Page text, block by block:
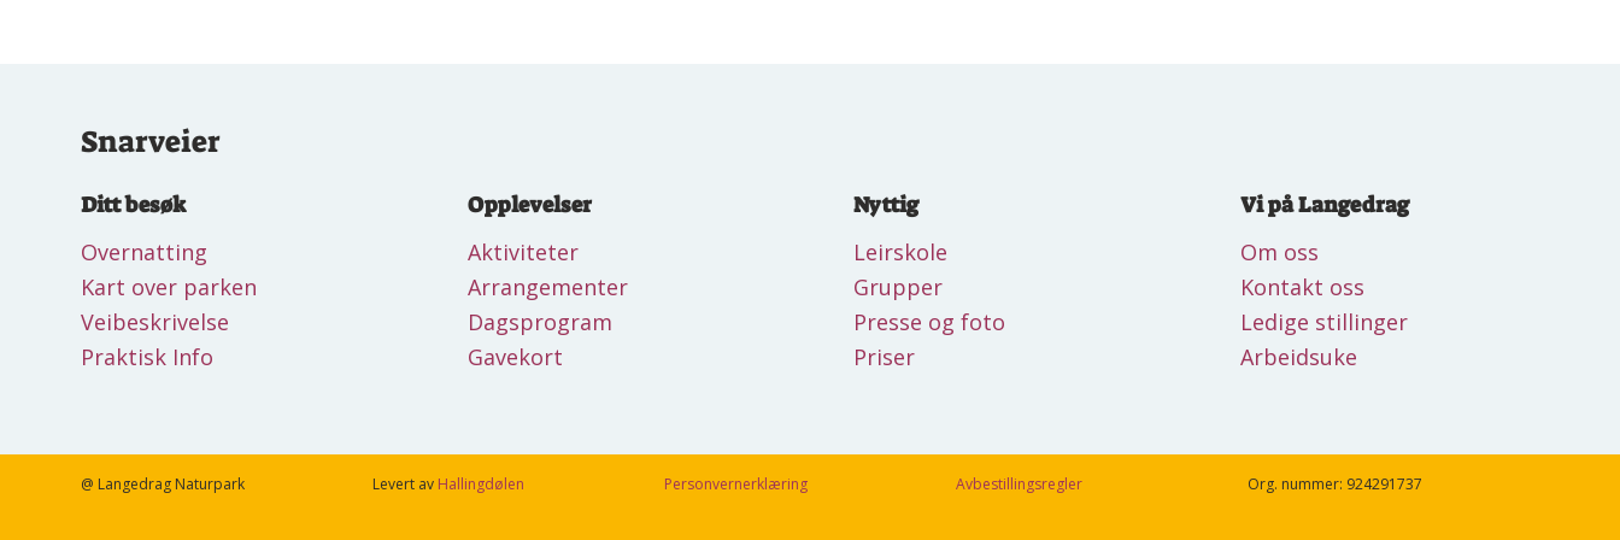
Snarveier
Ditt besøk
Overnatting
Kart over parken
Veibeskrivelse
Praktisk Info
Opplevelser
Aktiviteter
Arrangementer
Dagsprogram
Gavekort
Nyttig
Leirskole
Grupper
Presse og foto
Priser
Vi på Langedrag
Om oss
Kontakt oss
Ledige stillinger
Arbeidsuke
@ Langedrag Naturpark Levert av Hallingdølen Personvernerklæring Avbestillingsregler Org. nummer: 924291737